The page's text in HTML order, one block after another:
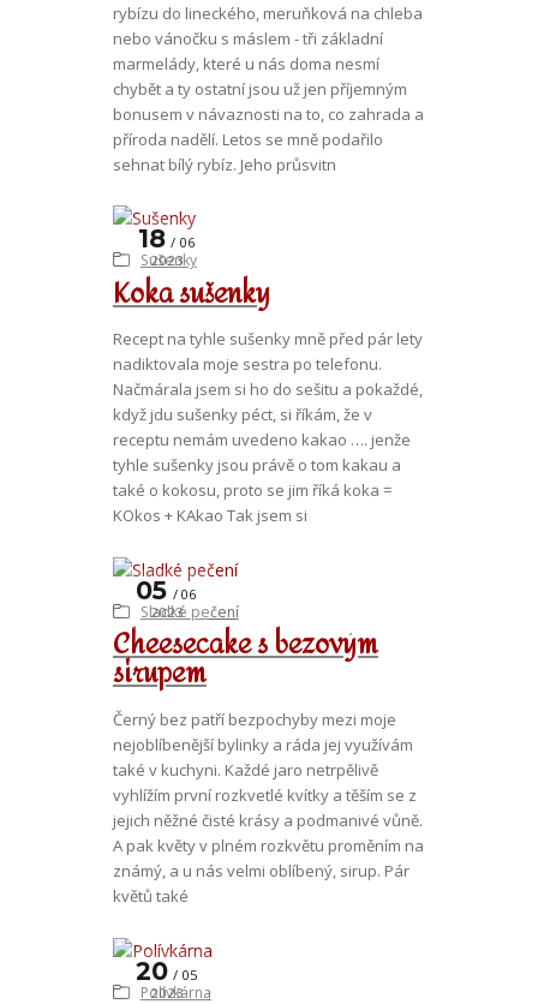
rybízu do lineckého, meruňková na chleba
nebo vánočku s máslem - tři základní
marmelády, které u nás doma nesmí
chybět a ty ostatní jsou už jen příjemným
bonusem v návaznosti na to, co zahrada a
příroda nadělí. Letos se mně podařilo
sehnat bílý rybíz. Jeho průsvitn
Koka sušenky
18
06
2023
Sušenky
Recept na tyhle sušenky mně před pár lety
nadiktovala moje sestra po telefonu.
Načmárala jsem si ho do sešitu a pokaždé,
když jdu sušenky péct, si říkám, že v
receptu nemám uvedeno kakao …. jenže
tyhle sušenky jsou právě o tom kakau a
také o kokosu, proto se jim říká koka =
KOkos + KAkao Tak jsem si
Cheesecake s bezovým
sirupem
05
06
2023
Sladké pečení
Černý bez patří bezpochyby mezi moje
nejoblíbenější bylinky a ráda jej využívám
také v kuchyni. Každé jaro netrpělivě
vyhlížím první rozkvetlé kvítky a těším se z
jejich něžné čisté krásy a podmanivé vůně.
A pak květy v plném rozkvětu proměním na
známý, a u nás velmi oblíbený, sirup. Pár
květů také
20
05
2023
Polívkárna